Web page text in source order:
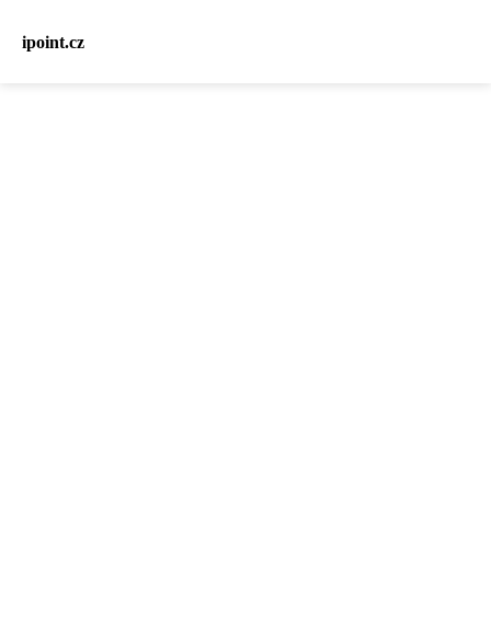
ipoint.cz